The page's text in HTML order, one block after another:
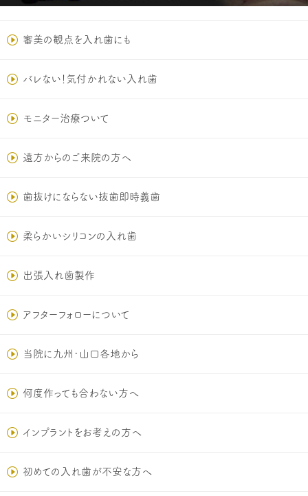
審美の観点を入れ歯にも
バレない！気付かれない入れ歯
モニター治療ついて
遠方からのご来院の方へ
歯抜けにならない抜歯即時義歯
柔らかいシリコンの入れ歯
出張入れ歯製作
アフターフォローについて
当院に九州･山口各地から
何度作っても合わない方へ
インプラントをお考えの方へ
初めての入れ歯が不安な方へ